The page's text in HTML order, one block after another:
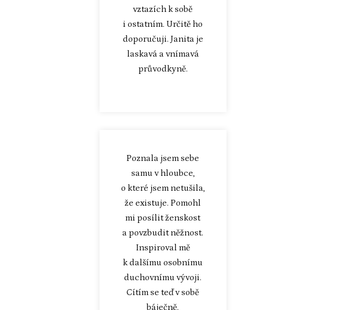
vztazích k sobě
i ostatním. Určitě ho
doporučuji. Janita je
laskavá a vnímavá
průvodkyně.
Poznala jsem sebe
samu v hloubce,
o které jsem netušila,
že existuje. Pomohl
mi posílit ženskost
a povzbudit něžnost.
Inspiroval mě
k dalšímu osobnímu
duchovnímu vývoji.
Cítím se teď v sobě
báječně.